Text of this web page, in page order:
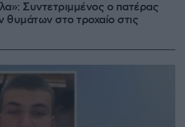
Συντετριμμένος ο πατέρας
θυμάτων στο τροχαίο στις